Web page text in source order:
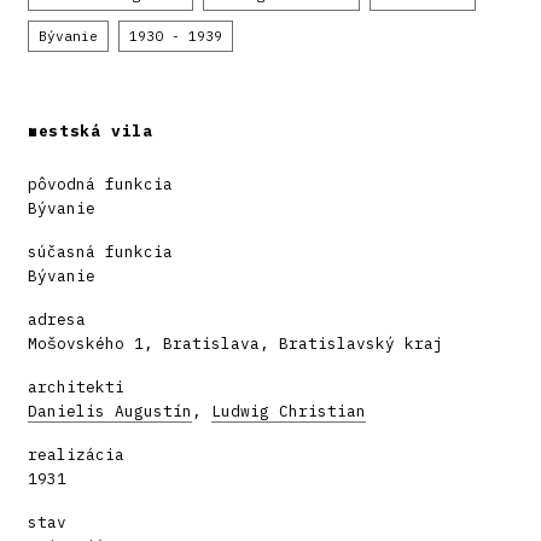
Bývanie 1930 - 1939
mestská vila
pôvodná funkcia
Bývanie
súčasná funkcia
Bývanie
adresa
Mošovského 1, Bratislava, Bratislavský kraj
architekti
Danielis Augustín , Ludwig Christian
realizácia
1931
stav